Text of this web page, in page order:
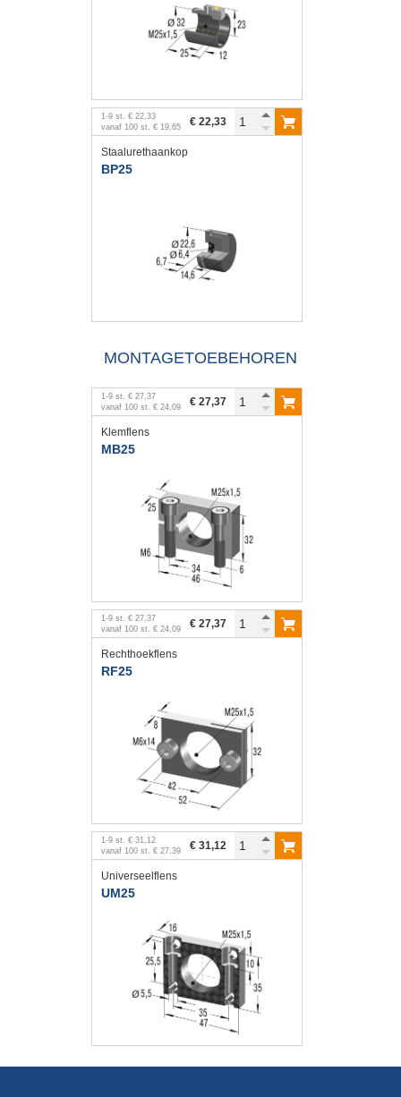
1-9 st. € 22,33
vanaf 100 st. € 19,65 € 22,33
Staalurethaankop
BP25
MONTAGETOEBEHOREN
1-9 st. € 27,37
vanaf 100 st. € 24,09 € 27,37
Klemflens
MB25
1-9 st. € 27,37
vanaf 100 st. € 24,09 € 27,37
Rechthoekflens
RF25
1-9 st. € 31,12
vanaf 100 st. € 27,39 € 31,12
Universeelflens
UM25